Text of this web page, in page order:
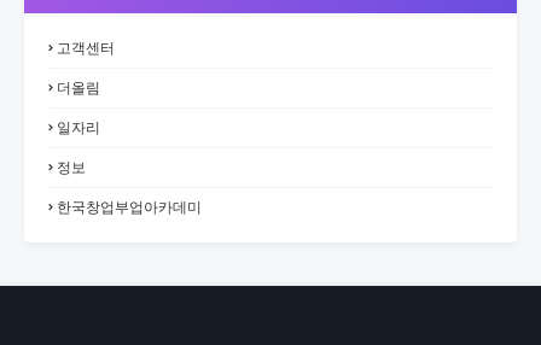
고객센터
더올림
일자리
정보
한국창업부업아카데미